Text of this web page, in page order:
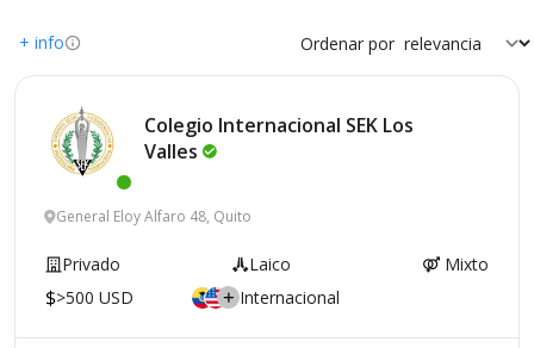
+ info Ordenar por
Colegio Internacional SEK Los
Valles
General Eloy Alfaro 48, Quito
Privado Laico
Mixto
>500 USD
Internacional